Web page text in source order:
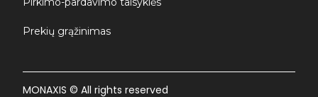
Prekių grąžinimas
MONAXIS © All rights reserved